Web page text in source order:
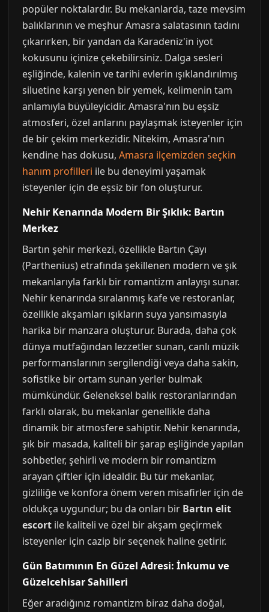
popüler noktalardır. Bu mekanlarda, taze mevsim
balıklarının ve meşhur Amasra salatasının tadını
çıkarırken, bir yandan da Karadeniz'in iyot
kokusunu içinize çekebilirsiniz. Dalga sesleri
eşliğinde, kalenin ve tarihi evlerin ışıklandırılmış
siluetine karşı yenen bir yemek, kelimenin tam
anlamıyla büyüleyicidir. Amasra'nın bu eşsiz
atmosferi, özel anlarını paylaşmak isteyenler için
de bir çekim merkezidir. Nitekim, Amasra'nın
kendine has dokusu, Amasra ilçemizden seçkin
hanım profilleri ile bu deneyimi yaşamak
isteyenler için de eşsiz bir fon oluşturur.
Nehir Kenarında Modern Bir Şıklık: Bartın
Merkez
Bartın şehir merkezi, özellikle Bartın Çayı
(Parthenius) etrafında şekillenen modern ve şık
mekanlarıyla farklı bir romantizm anlayışı sunar.
Nehir kenarında sıralanmış kafe ve restoranlar,
özellikle akşamları ışıkların suya yansımasıyla
harika bir manzara oluşturur. Burada, daha çok
dünya mutfağından lezzetler sunan, canlı müzik
performanslarının sergilendiği veya daha sakin,
sofistike bir ortam sunan yerler bulmak
mümkündür. Geleneksel balık restoranlarından
farklı olarak, bu mekanlar genellikle daha
dinamik bir atmosfere sahiptir. Nehir kenarında,
şık bir masada, kaliteli bir şarap eşliğinde yapılan
sohbetler, şehirli ve modern bir romantizm
arayan çiftler için idealdir. Bu tür mekanlar,
gizliliğe ve konfora önem veren misafirler için de
oldukça uygundur; bu da onları bir Bartın elit
escort ile kaliteli ve özel bir akşam geçirmek
isteyenler için cazip bir seçenek haline getirir.
Gün Batımının En Güzel Adresi: İnkumu ve
Güzelcehisar Sahilleri
Eğer aradığınız romantizm biraz daha doğal,